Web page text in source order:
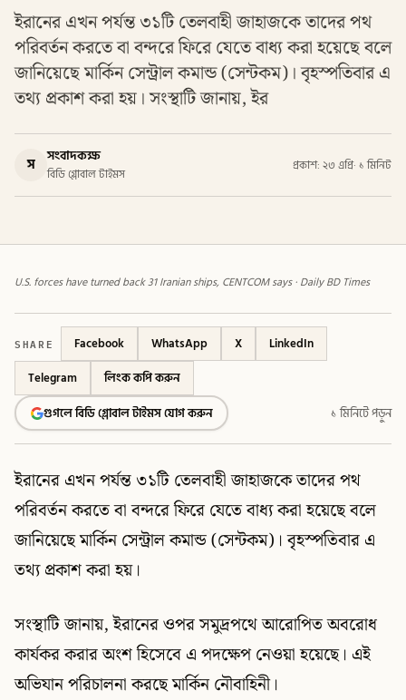
ইরানের এখন পর্যন্ত ৩১টি তেলবাহী জাহাজকে তাদের পথ
পরিবর্তন করতে বা বন্দরে ফিরে যেতে বাধ্য করা হয়েছে বলে
জানিয়েছে মার্কিন সেন্ট্রাল কমান্ড (সেন্টকম)। বৃহস্পতিবার এ
তথ্য প্রকাশ করা হয়। সংস্থাটি জানায়, ইর
স সংবাদকক্ষ
বিডি গ্লোবাল টাইমস
প্রকাশ: ২৩ এপ্রি· ১ মিনিট
U.S. forces have turned back 31 Iranian ships, CENTCOM says · Daily BD Times
SHARE Facebook WhatsApp X
LinkedIn
Telegram
লিংক কপি করুন
গুগলে বিডি গ্লোবাল টাইমস যোগ করুন
১ মিনিটে পড়ুন
ইরানের এখন পর্যন্ত ৩১টি তেলবাহী জাহাজকে তাদের পথ
পরিবর্তন করতে বা বন্দরে ফিরে যেতে বাধ্য করা হয়েছে বলে
জানিয়েছে মার্কিন সেন্ট্রাল কমান্ড (সেন্টকম)। বৃহস্পতিবার এ
তথ্য প্রকাশ করা হয়।
সংস্থাটি জানায়, ইরানের ওপর সমুদ্রপথে আরোপিত অবরোধ
কার্যকর করার অংশ হিসেবে এ পদক্ষেপ নেওয়া হয়েছে। এই
অভিযান পরিচালনা করছে মার্কিন নৌবাহিনী।